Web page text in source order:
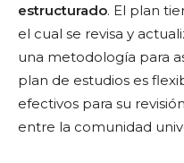
estructurado. El plan
el cual se revisa y
una metodología para
plan de estudios es
efectivos para su
entre la comunidad